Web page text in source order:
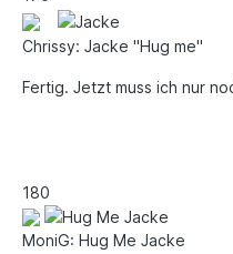
Chrissy: Jacke "Hug me"
Fertig. Jetzt muss ich nur
180
MoniG: Hug Me Jacke